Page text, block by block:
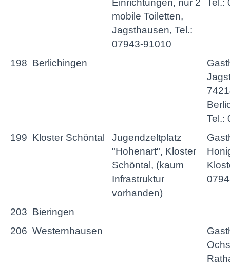
Einrichtungen, nur 2
mobile Toiletten,
Jagsthausen, Tel.:
07943-91010
Tel.:
198 Berlichingen
Tel.:
199 Kloster Schöntal
Jugendzeltplatz
"Hohenart", Kloster
Schöntal, (kaum
Infrastruktur
vorhanden)
203 Bieringen
206 Westernhausen